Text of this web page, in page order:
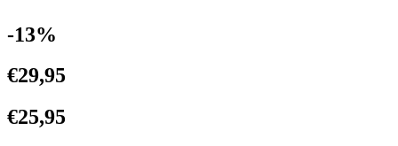
-13%
€29,95
€25,95